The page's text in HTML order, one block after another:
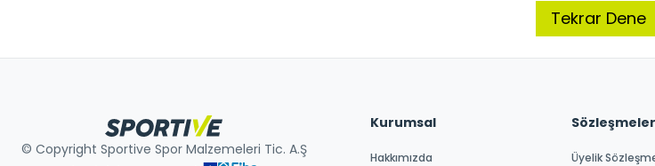
Tekrar Dene
© Copyright Sportive Spor Malzemeleri Tic. A.Ş
Kurumsal
Hakkımızda
Sözleşmeler
Üyelik